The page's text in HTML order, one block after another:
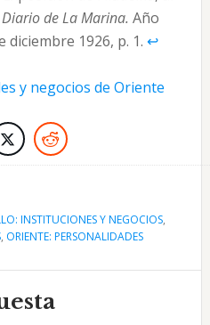
Diario de La Marina. Año
diciembre 1926, p. 1. ↩︎
y negocios de Oriente
INSTITUCIONES Y NEGOCIOS,
, ORIENTE: PERSONALIDADES